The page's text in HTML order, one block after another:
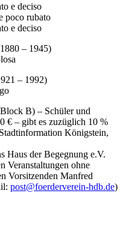
e deciso
poco rubato
e deciso
– 1945)
– 1992)
B) – Schüler und
€ – gibt es zuzüglich 10 %
Königstein,
Haus der Begegnung e.V.
Veranstaltungen ohne
Vorsitzenden Manfred
post@foerderverein-hdb.de)